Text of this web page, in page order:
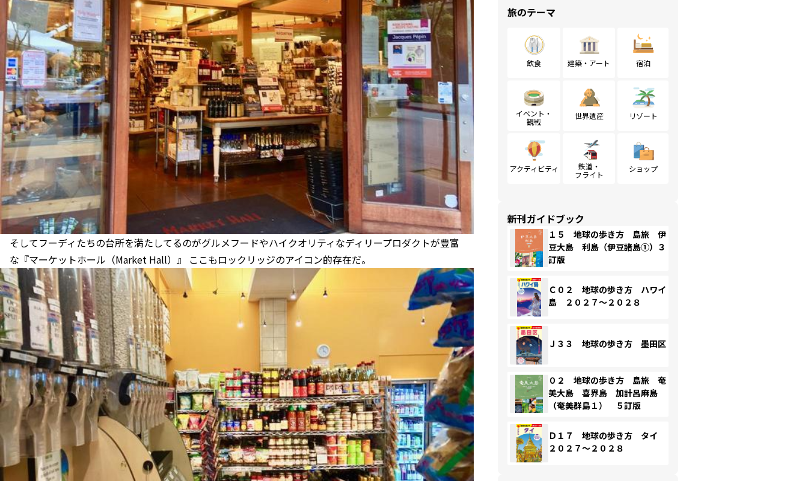
そしてフーディたちの台所を満たしてるのがグルメフードやハイクオリティなディリープロダクトが豊富
な『マーケットホール（Market Hall）』 ここもロックリッジのアイコン的存在だ。
旅のテーマ
飲食 建築・アート 宿泊
イベント・
観戦
世界遺産 リゾート
アクティビティ
鉄道・
フライト
ショップ
新刊ガイドブック
１５ 地球の歩き方 島旅 伊
豆大島 利島（伊豆諸島①）３
訂版
Ｃ０２ 地球の歩き方 ハワイ
島 ２０２７～２０２８
Ｊ３３ 地球の歩き方 墨田区
０２ 地球の歩き方 島旅 奄
美大島 喜界島 加計呂麻島
（奄美群島１） ５訂版
Ｄ１７ 地球の歩き方 タイ
２０２７～２０２８